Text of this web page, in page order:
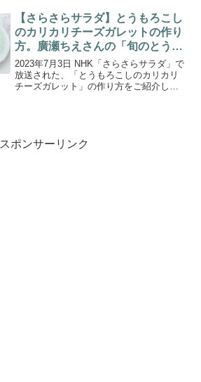
ど、そのまま食べても、料理に加えても
おいしい便利な「塩...
【さらさらサラダ】とうもろこし
のカリカリチーズガレットの作り
方。廣瀬ちえさんの「旬のとうも
ろこしレシピ」。
2023年7月3日 NHK「さらさらサラダ」で
放送された、「とうもろこしのカリカリ
チーズガレット」の作り方をご紹介しま
スポンサーリンク